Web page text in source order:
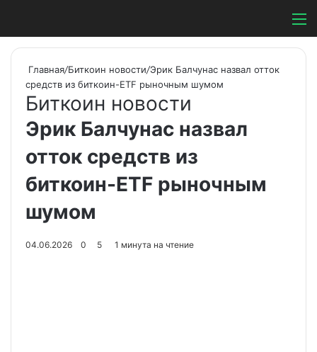
Switch skin
Главная/Биткоин новости/Эрик Балчунас назвал отток
средств из биткоин-ETF рыночным шумом
Биткоин новости
Эрик Балчунас назвал
отток средств из
биткоин-ETF рыночным
шумом
04.06.2026 0 5 1 минута на чтение